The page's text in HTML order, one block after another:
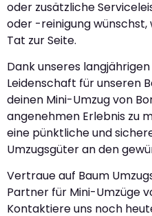
oder zusätzliche
oder -reinigung
Tat zur Seite.
Dank unseres
Leidenschaft für unseren
deinen Mini-Umzug von
angenehmen Erlebnis zu
eine pünktliche und
Umzugsgüter an den
Vertraue auf Baum
Partner für Mini-Umzüge
Kontaktiere uns noch